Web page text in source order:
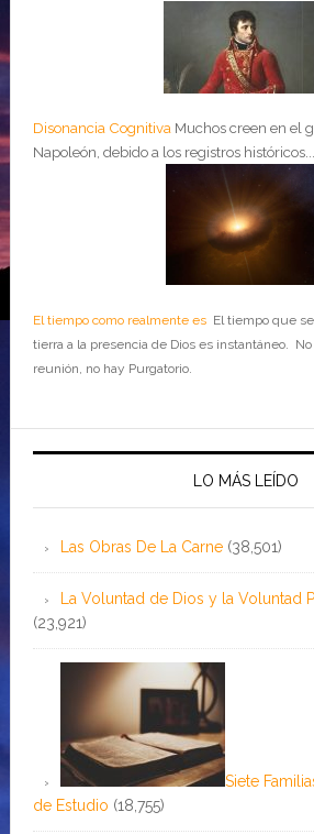
Disonancia Cognitiva Muchos creen en el
Napoleón, debido a los registros
El tiempo como realmente esEl tiempo que se
tierra a la presencia de Dios es instantáneo.
reunión, no hay Purgatorio.
LO MÁS LEÍDO
Las Obras De La Carne (38,501)
La Voluntad de Dios y la Voluntad
(23,921)
Siete
de Estudio (18,755)